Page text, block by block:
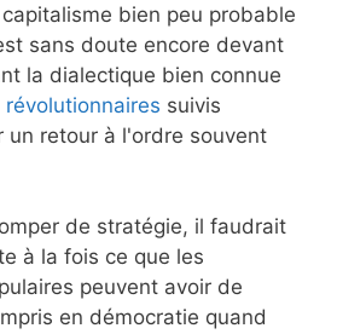
bien peu probable
sans doute encore devant
la dialectique bien connue
suivis
un retour à l'ordre souvent
de stratégie, il faudrait
à la fois ce que les
peuvent avoir de
en démocratie quand